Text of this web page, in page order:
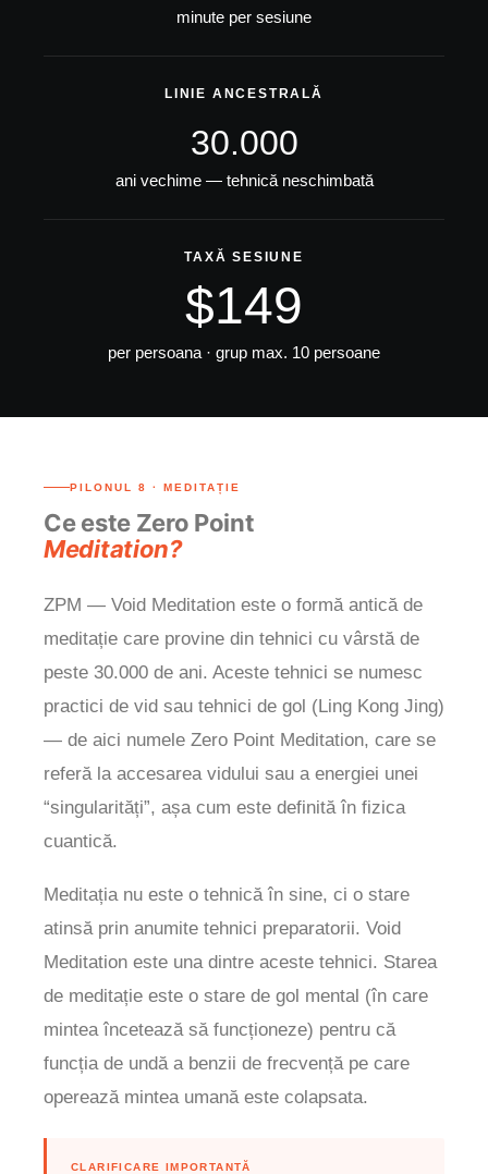
minute per sesiune
LINIE ANCESTRALĂ
30.000
ani vechime — tehnică neschimbată
TAXĂ SESIUNE
$149
per persoana · grup max. 10 persoane
PILONUL 8 · MEDITAȚIE
Ce este Zero Point
Meditation?
ZPM — Void Meditation este o formă antică de
meditație care provine din tehnici cu vârstă de
peste 30.000 de ani. Aceste tehnici se numesc
practici de vid sau tehnici de gol (Ling Kong Jing)
— de aici numele Zero Point Meditation, care se
referă la accesarea vidului sau a energiei unei
“singularități”, așa cum este definită în fizica
cuantică.
Meditația nu este o tehnică în sine, ci o stare
atinsă prin anumite tehnici preparatorii. Void
Meditation este una dintre aceste tehnici. Starea
de meditație este o stare de gol mental (în care
mintea încetează să funcționeze) pentru că
funcția de undă a benzii de frecvență pe care
operează mintea umană este colapsata.
CLARIFICARE IMPORTANTĂ